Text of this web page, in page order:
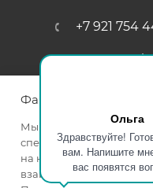
Ольга
Здравствуйте!
вам. Напишите
вас появятся
+7 921 754
Файлы cookie
Мы используем файлы
специалистами и
на нашем веб-сайте,
взаимодействие с